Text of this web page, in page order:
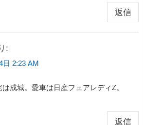
返信
:
日 2:23 AM
成城。愛車は日産フェアレディZ。
返信